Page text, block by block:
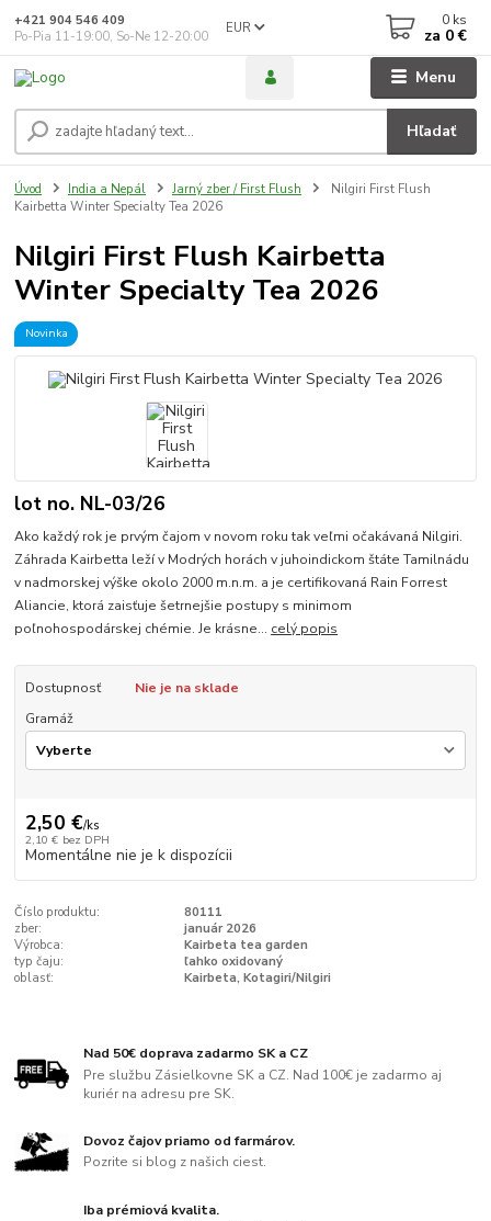
Menu
EUR
Hľadať
+421 904 546 409
Po-Pia 11-19:00, So-Ne 12-20:00
0 ks
za 0 €
Úvod India a Nepál Jarný zber / First Flush
Nilgiri First Flush
Kairbetta Winter Specialty Tea 2026
Nilgiri First Flush Kairbetta
Winter Specialty Tea 2026
Novinka
lot no. NL-03/26
Ako každý rok je prvým čajom v novom roku tak veľmi očakávaná Nilgiri.
Záhrada Kairbetta leží v Modrých horách v juhoindickom štáte Tamilnádu
v nadmorskej výške okolo 2000 m.n.m. a je certifikovaná Rain Forrest
Aliancie, ktorá zaisťuje šetrnejšie postupy s minimom
poľnohospodárskej chémie. Je krásne... celý popis
Dostupnosť
Nie je na sklade
Gramáž
2,50 €/ks
2,10 € bez DPH
Momentálne nie je k dispozícii
Číslo produktu:
80111
zber:
január 2026
Výrobca:
Kairbeta tea garden
typ čaju:
ľahko oxidovaný
oblasť:
Kairbeta, Kotagiri/Nilgiri
Nad 50€ doprava zadarmo SK a CZ
Pre službu Zásielkovne SK a CZ. Nad 100€ je zadarmo aj
kuriér na adresu pre SK.
Dovoz čajov priamo od farmárov.
Pozrite si blog z našich ciest.
Iba prémiová kvalita.